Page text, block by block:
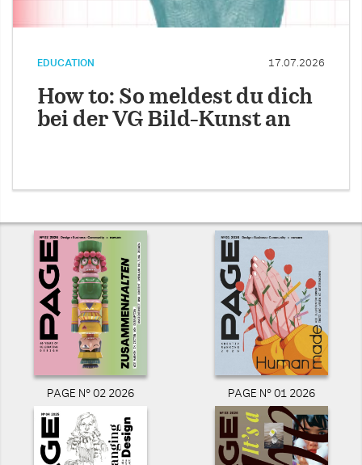
EDUCATION 17.07.2026
How to: So meldest du dich
bei der VG Bild-Kunst an
PAGE N° 02 2026 PAGE N° 01 2026